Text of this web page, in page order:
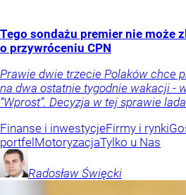
Tego sondażu premier nie może
o przywróceniu CPN
Prawie dwie trzecie Polaków chce
na dwa ostatnie tygodnie wakacji -
“Wprost”. Decyzja w tej sprawie
Finanse i inwestycjeFirmy i rynki
portfelMotoryzacjaTylko u Nas
Radosław Święcki